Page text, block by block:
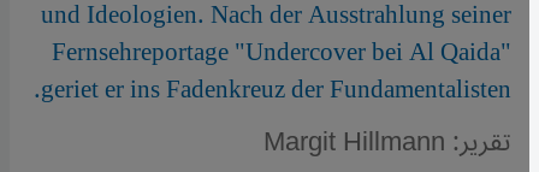
und Ideologien. Nach der Ausstrahlung seiner
Fernsehreportage "Undercover bei Al Qaida"
geriet er ins Fadenkreuz der Fundamentalisten.
تقرير: Margit Hillmann